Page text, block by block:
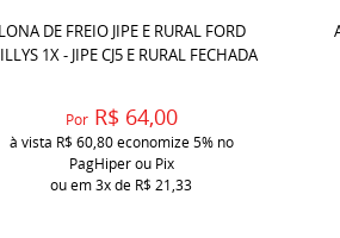
LONA DE FREIO JIPE E RURAL FORD
1X - JIPE CJ5 E RURAL FECHADA
Por R$ 64,00
à vista R$ 60,80economize5% no
PagHiper ou Pix
ou em3xde R$ 21,33